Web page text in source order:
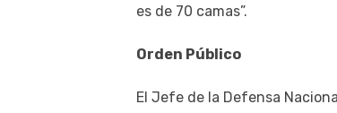
es de 70 camas”.
Orden Público
El Jefe de la Defensa